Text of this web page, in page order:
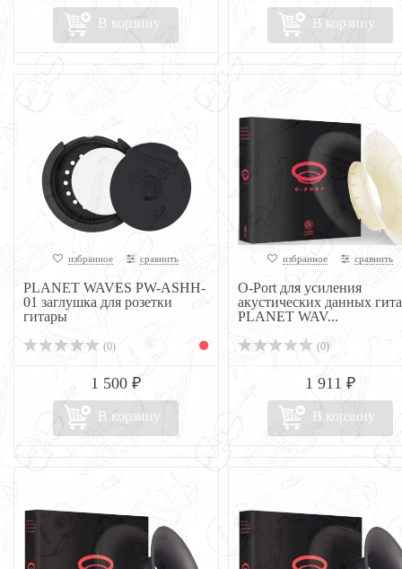
В корзину В корзину
избранное сравнить
PLANET WAVES PW-ASHH-
01 заглушка для розетки
гитары
(0)
1 500 ₽
В корзину
избранное сравнить
O-Port для усиления
акустических данных
PLANET WAV...
(0)
1 911 ₽
В корзину